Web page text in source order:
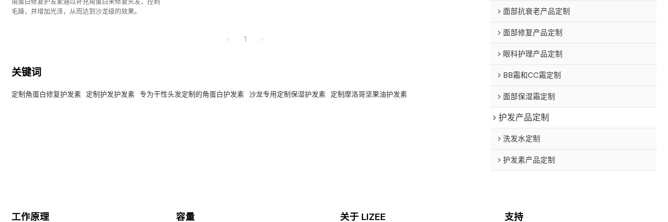
毛躁，并增加光泽，从而达到沙龙级的效果。
1
关键词
定制角蛋白修复护发素 定制护发护发素 专为干性头发定制的角蛋白护发素 沙龙专用定制保湿护发素 定制摩洛哥坚果油护发素
面部抗衰老产品定制
面部修复产品定制
眼科护理产品定制
BB霜和CC霜定制
面部保湿霜定制
护发产品定制
洗发水定制
护发素产品定制
工作原理 容量 关于 LIZEE 支持